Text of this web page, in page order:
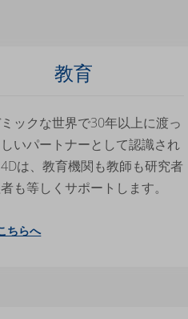
教育
ックな世界で30年以上に渡っ
いパートナーとして認識され
は、教育機関も教師も研究者
も等しくサポートします。
ちらへ